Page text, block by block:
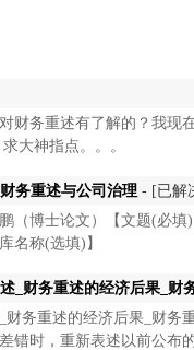
财务重述有了解的？我现
大神指点。。。
务重述与公司治理 - [已解
（博士论文）【文题(必
名称(选填)】
_财务重述的经济后果_财
财务重述的经济后果_财
错时，重新表述以前公布